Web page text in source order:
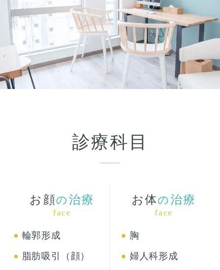
診療科目
お顔の 治療
face
輪郭形成
脂肪吸引（顔）
お体の 治療
face
胸
婦人科形成